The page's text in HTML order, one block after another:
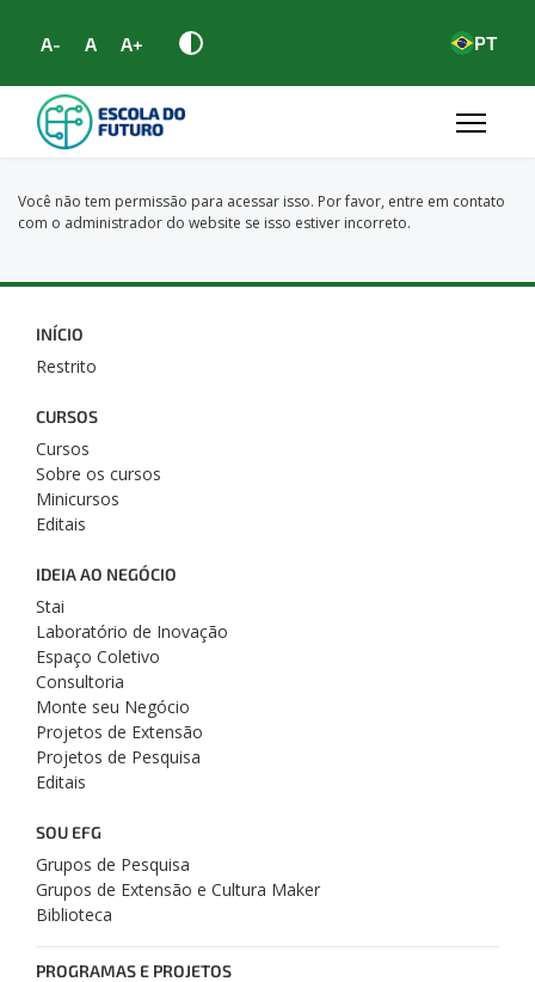
A- A A+ PT
Você não tem permissão para acessar isso. Por favor, entre em contato
com o administrador do website se isso estiver incorreto.
INÍCIO
Restrito
CURSOS
Cursos
Sobre os cursos
Minicursos
Editais
IDEIA AO NEGÓCIO
Stai
Laboratório de Inovação
Espaço Coletivo
Consultoria
Monte seu Negócio
Projetos de Extensão
Projetos de Pesquisa
Editais
SOU EFG
Grupos de Pesquisa
Grupos de Extensão e Cultura Maker
Biblioteca
PROGRAMAS E PROJETOS